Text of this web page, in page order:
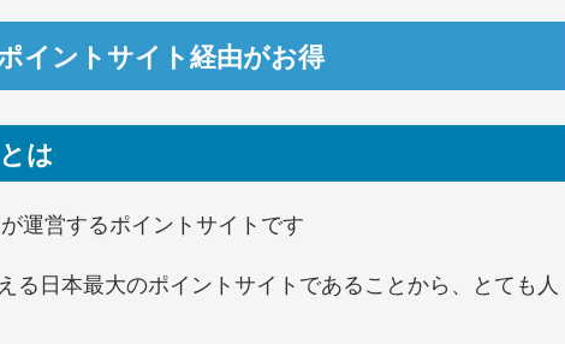
イントサイト経由がお得
は
運営するポイントサイトです
る日本最大のポイントサイトであることから、とても人